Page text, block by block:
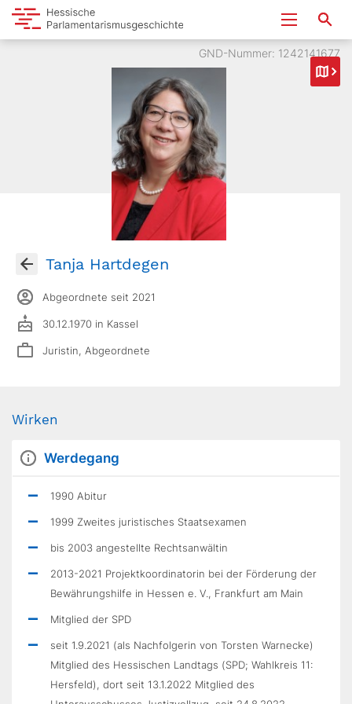
GND-Nummer: 1242141677
Tanja Hartdegen
Abgeordnete seit 2021
30.12.1970 in Kassel
Juristin, Abgeordnete
Wirken
Werdegang
1990 Abitur
1999 Zweites juristisches Staatsexamen
bis 2003 angestellte Rechtsanwältin
2013-2021 Projektkoordinatorin bei der Förderung der
Bewährungshilfe in Hessen e. V., Frankfurt am Main
Mitglied der SPD
seit 1.9.2021 (als Nachfolgerin von Torsten Warnecke)
Mitglied des Hessischen Landtags (SPD; Wahlkreis 11:
Hersfeld), dort seit 13.1.2022 Mitglied des